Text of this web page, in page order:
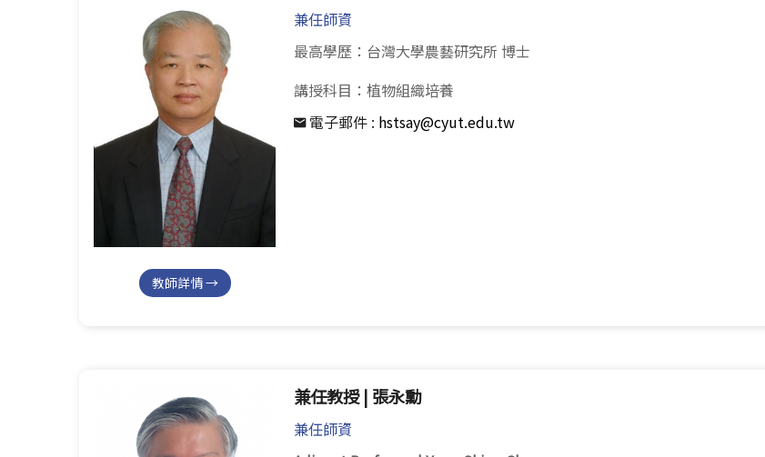
教師詳情 →
兼任師資
最高學歷：台灣大學農藝研究所 博士
講授科目：植物組織培養
電子郵件 : hstsay@cyut.edu.tw
兼任教授 | 張永勳
兼任師資